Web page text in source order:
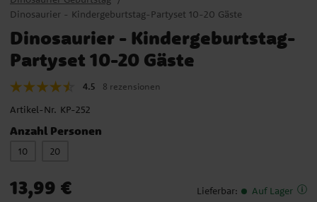
Dinosaurier - Kindergeburtstag-Partyset 10-20 Gäste
Dinosaurier - Kindergeburtstag-
Partyset 10-20 Gäste
4.5 8 rezensionen
Artikel-Nr. KP-252
Anzahl Personen
10 20
Preis :13,99 €
13,99 € Lieferbar: Auf Lager